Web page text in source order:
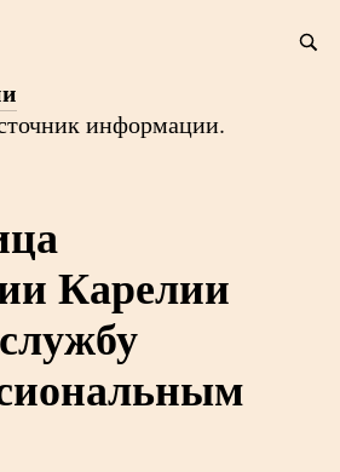
информации.
Карелии